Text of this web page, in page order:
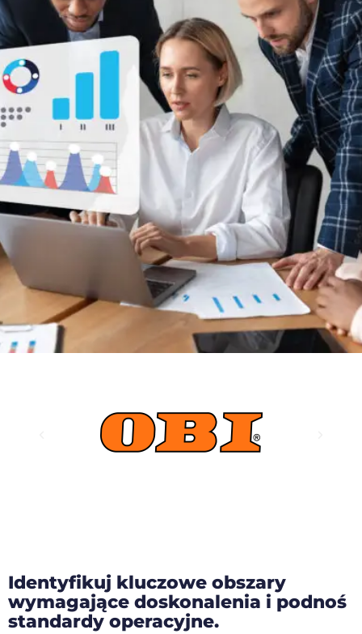
Identyfikuj kluczowe obszary
wymagające doskonalenia i podnoś
standardy operacyjne.